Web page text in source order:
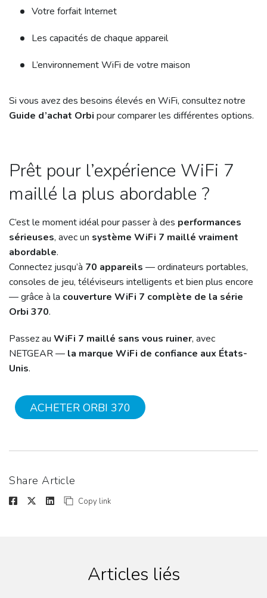
Votre forfait Internet
Les capacités de chaque appareil
L’environnement WiFi de votre maison
Si vous avez des besoins élevés en WiFi, consultez notre
Guide d’achat Orbi pour comparer les différentes options.
Prêt pour l’expérience WiFi 7
maillé la plus abordable ?
C’est le moment idéal pour passer à des performances
sérieuses, avec un système WiFi 7 maillé vraiment
abordable.
Connectez jusqu’à 70 appareils — ordinateurs portables,
consoles de jeu, téléviseurs intelligents et bien plus encore
— grâce à la couverture WiFi 7 complète de la série
Orbi 370.
Passez au WiFi 7 maillé sans vous ruiner, avec
NETGEAR — la marque WiFi de confiance aux États-
Unis.
ACHETER ORBI 370
Share Article
Copy link
Articles liés